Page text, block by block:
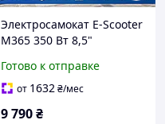
Электросамокат E-Scooter
M365 350 Вт 8,5"
электрический самокат
для города
Готово к отправке
от 1632₴/мес
9 790₴